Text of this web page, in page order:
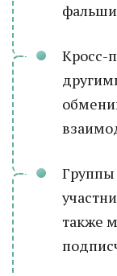
Кросс-
Группы
также